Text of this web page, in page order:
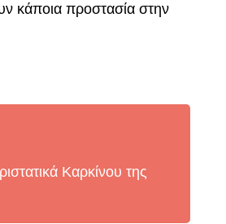
κάποια προστασία στην
Καρκίνου της